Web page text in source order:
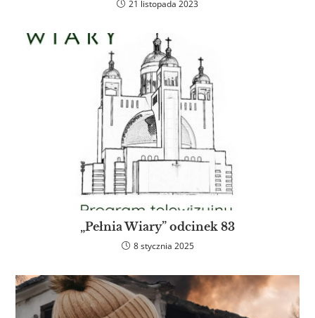
21 listopada 2023
„Pełnia Wiary” odcinek 83
8 stycznia 2025